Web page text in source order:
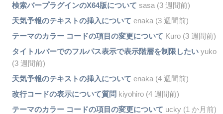
検索バープラグインのX64版について sasa (3 週間前)
天気予報のテキストの挿入について enaka (3 週間前)
テーマのカラー コードの項目の変更について Kuro (3 週間前)
タイトルバーでのフルパス表示で表示階層を制限したいyuko
(3 週間前)
天気予報のテキストの挿入について enaka (4 週間前)
改行コードの表示について質問 kiyohiro (4 週間前)
テーマのカラー コードの項目の変更について ucky (1 か月前)